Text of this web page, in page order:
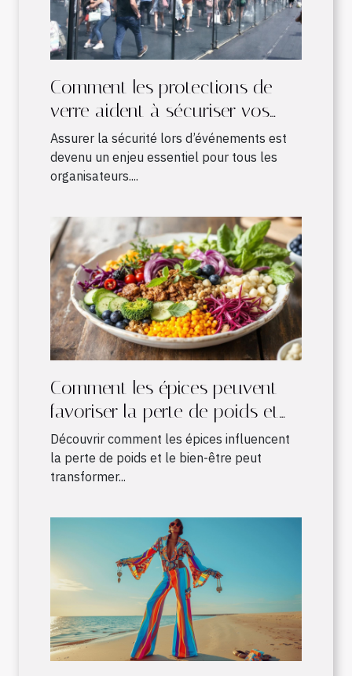
Comment les protections de
verre aident à sécuriser vos
événements ?
Assurer la sécurité lors d’événements est
devenu un enjeu essentiel pour tous les
organisateurs....
Comment les épices peuvent
favoriser la perte de poids et
améliorer le bien-être
Découvrir comment les épices influencent
la perte de poids et le bien-être peut
transformer...